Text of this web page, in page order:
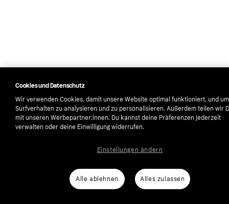
Cookies und Datenschutz
Wir verwenden Cookies, damit unsere Website optimal funktioniert, und
Surfverhalten zu analysieren und zu personalisieren. Außerdem teilen wir
mit unseren Werbepartner:innen. Du kannst deine Präferenzen jederzeit
verwalten oder deine Einwilligung widerrufen.
Alle ablehnen Alles zulassen
Einstellungen ändern